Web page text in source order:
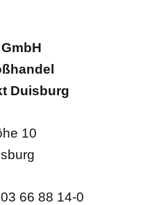
Duisburg
10
66 88 14-0